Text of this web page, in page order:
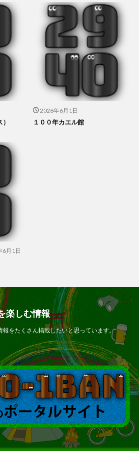
2026年6月1日
１００年カエル館
6月1日
楽しむ情報
報をたくさん掲載したいと思っています。